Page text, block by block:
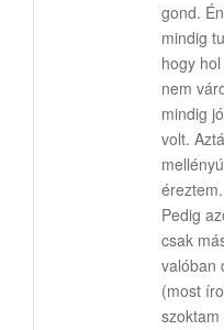
gond.
mindig
hogy
nem
mindig
volt.
Pedig
csak
valóban
(most